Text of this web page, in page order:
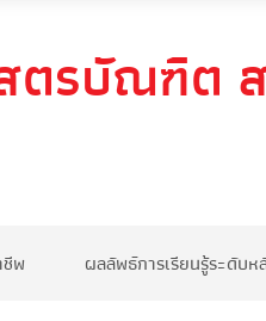
รบัณฑิต
ชีพ ผลลัพธ์การเรียนรู้ระดับห